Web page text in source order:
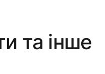
та інше